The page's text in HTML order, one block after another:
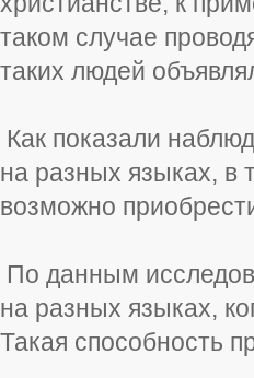
таком случае
таких людей
Как показали
на разных языках, в
возможно
По данным
на разных языках,
Такая способность